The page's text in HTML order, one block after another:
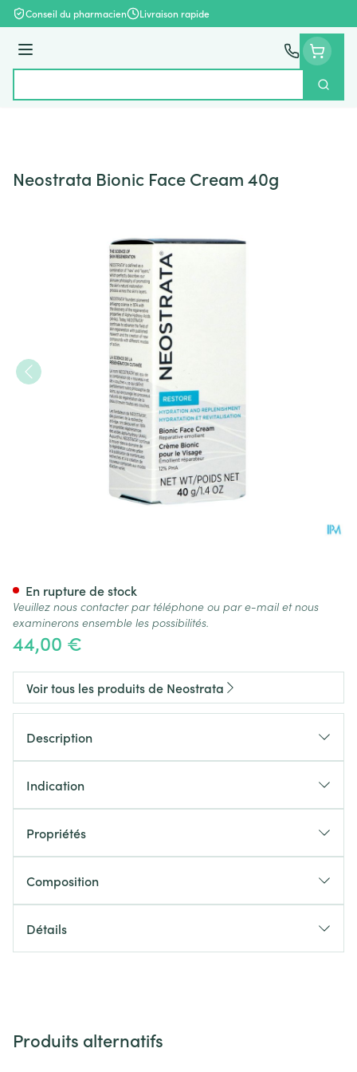
Aller au contenu
Conseil du pharmacien Livraison rapide
Menu
Neostrata Bionic Face Cream 40g
44,00 €
En rupture de stock
Veuillez nous contacter par téléphone ou par e-mail et nous
examinerons ensemble les possibilités.
Voir tous les produits de Neostrata
Description
Indication
Propriétés
Composition
Détails
Produits alternatifs